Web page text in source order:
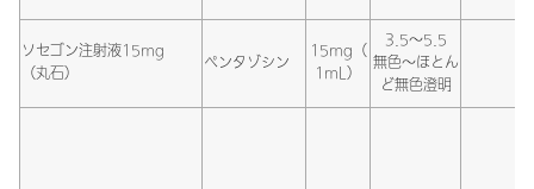
ソセゴン注射液15mg
（丸石）
ペンタゾシン
15mg（
1mL）
3.5～5.5
無色～ほとん
ど無色澄明